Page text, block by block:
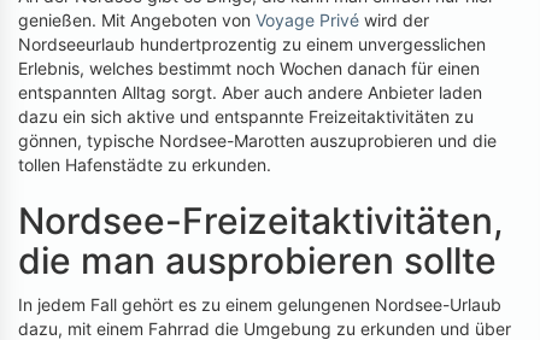
genießen. Mit Angeboten von Voyage Privé wird der
Nordseeurlaub hundertprozentig zu einem unvergesslichen
Erlebnis, welches bestimmt noch Wochen danach für einen
entspannten Alltag sorgt. Aber auch andere Anbieter laden
dazu ein sich aktive und entspannte Freizeitaktivitäten zu
gönnen, typische Nordsee-Marotten auszuprobieren und die
tollen Hafenstädte zu erkunden.
Nordsee-Freizeitaktivitäten,
die man ausprobieren sollte
In jedem Fall gehört es zu einem gelungenen Nordsee-Urlaub
dazu, mit einem Fahrrad die Umgebung zu erkunden und über